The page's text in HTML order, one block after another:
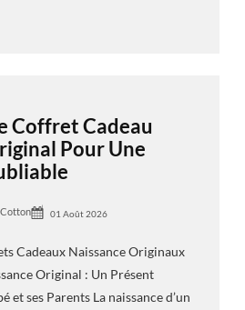
Coffret Cadeau
Pour Une
01 Août 2026
Cadeaux Naissance Originaux
Original : Un Présent
et ses Parents La naissance d’un